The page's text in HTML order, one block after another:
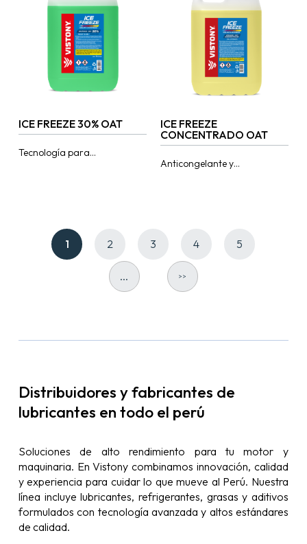
parabrisas con óptima...
encuentran en los...
ICE FREEZE 30% OAT
Tecnología para
ICE FREEZE
CONCENTRADO OAT
Anticongelante y
1 2 3 4 5
...
Distribuidores y fabricantes de
lubricantes en todo el perú
Soluciones de alto rendimiento para tu motor y
maquinaria. En Vistony combinamos innovación, calidad
y experiencia para cuidar lo que mueve al Perú. Nuestra
línea incluye lubricantes, refrigerantes, grasas y aditivos
formulados con tecnología avanzada y altos estándares
de calidad.